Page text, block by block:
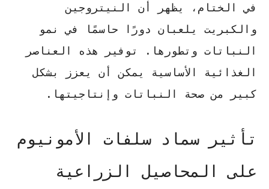
في الختام، يظهر أن النيتروجين
والكبريت يلعبان دورًا حاسمًا في نمو
النباتات وتطورها. توفير هذه العناصر
الغذائية الأساسية يمكن أن يعزز بشكل
كبير من صحة النباتات وإنتاجيتها.
تأثير سماد سلفات الأمونيوم
على المحاصيل الزراعية